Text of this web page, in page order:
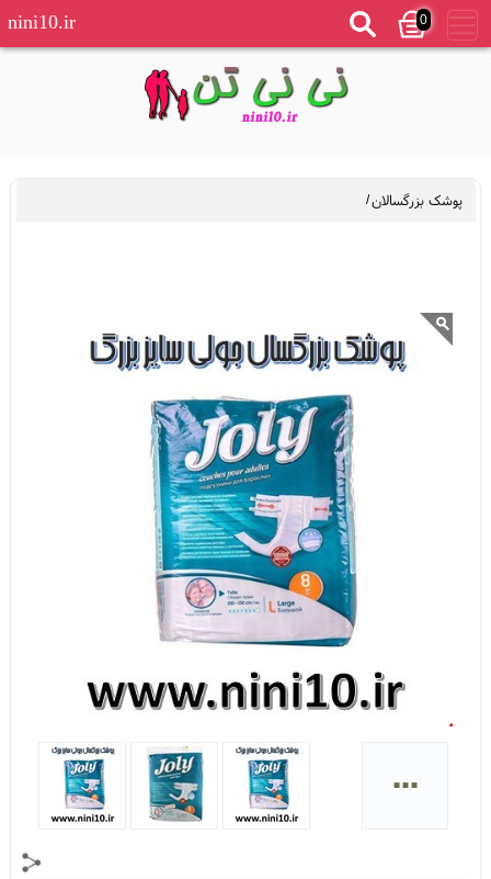
0
nini10.ir
پوشک بزرگسالان/
...